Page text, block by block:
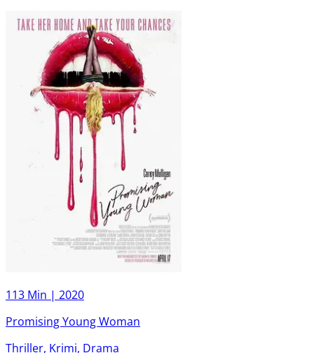
113 Min | 2020
Promising Young Woman
Thriller, Krimi, Drama